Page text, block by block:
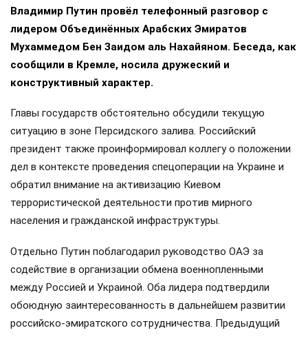
Владимир Путин провёл телефонный разговор с
лидером Объединённых Арабских Эмиратов
Мухаммедом Бен Заидом аль Нахайяном. Беседа, как
сообщили в Кремле, носила дружеский и
конструктивный характер.
Главы государств обстоятельно обсудили текущую
ситуацию в зоне Персидского залива. Российский
президент также проинформировал коллегу о положении
дел в контексте проведения спецоперации на Украине и
обратил внимание на активизацию Киевом
террористической деятельности против мирного
населения и гражданской инфраструктуры.
Отдельно Путин поблагодарил руководство ОАЭ за
содействие в организации обмена военнопленными
между Россией и Украиной. Оба лидера подтвердили
обоюдную заинтересованность в дальнейшем развитии
российско-эмиратского сотрудничества. Предыдущий